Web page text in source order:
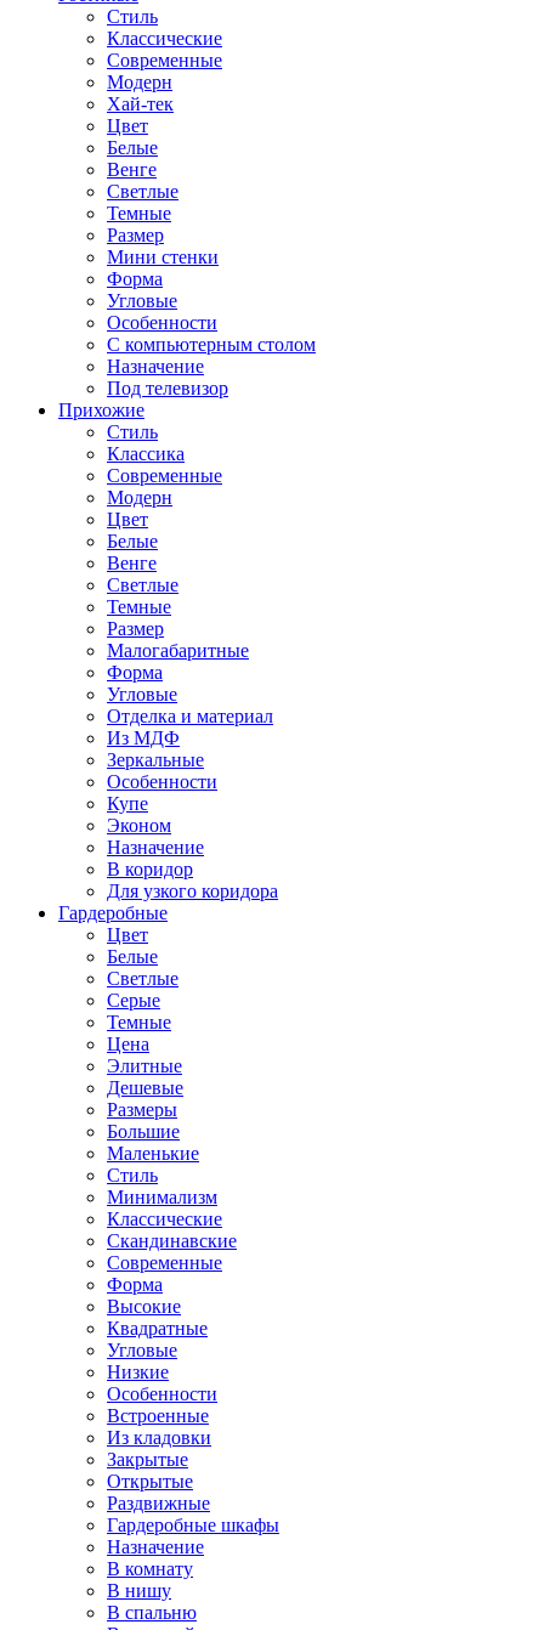
Стиль
Классические
Современные
Модерн
Хай-тек
Цвет
Белые
Венге
Светлые
Темные
Размер
Мини стенки
Форма
Угловые
Особенности
С компьютерным столом
Назначение
Под телевизор
Прихожие
Стиль
Классика
Современные
Модерн
Цвет
Белые
Венге
Светлые
Темные
Размер
Малогабаритные
Форма
Угловые
Отделка и материал
Из МДФ
Зеркальные
Особенности
Купе
Эконом
Назначение
В коридор
Для узкого коридора
Гардеробные
Цвет
Белые
Светлые
Серые
Темные
Цена
Элитные
Дешевые
Размеры
Большие
Маленькие
Стиль
Минимализм
Классические
Скандинавские
Современные
Форма
Высокие
Квадратные
Угловые
Низкие
Особенности
Встроенные
Из кладовки
Закрытые
Открытые
Раздвижные
Гардеробные шкафы
Назначение
В комнату
В нишу
В спальню